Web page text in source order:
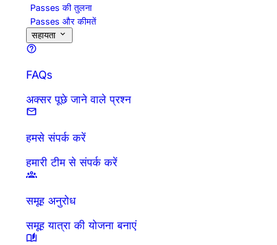
Passes की तुलना
Passes और कीमतें
सहायता
FAQs
अक्सर पूछे जाने वाले प्रश्न
हमसे संपर्क करें
हमारी टीम से संपर्क करें
समूह अनुरोध
समूह यात्रा की योजना बनाएं